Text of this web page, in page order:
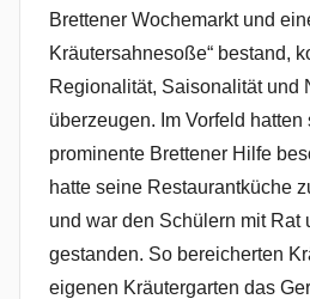
Brettener Wochemarkt und
Kräutersahnesoße“ bestand,
Regionalität, Saisonalität und
überzeugen. Im Vorfeld
prominente Brettener Hilfe
hatte seine Restaurantküche
und war den Schülern mit Rat
gestanden. So bereicherten
eigenen Kräutergarten das